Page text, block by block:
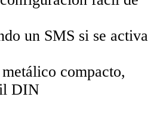
un SMS si se activa
compacto,
DIN